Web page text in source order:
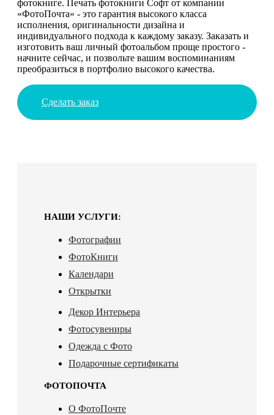
фотокниге. Печать фотокниги Софт от компании
«ФотоПочта» - это гарантия высокого класса
исполнения, оригинальности дизайна и
индивидуального подхода к каждому заказу. Заказать и
изготовить ваш личный фотоальбом проще простого -
начните сейчас, и позвольте вашим воспоминаниям
преобразиться в портфолио высокого качества.
Сделать заказ
НАШИ УСЛУГИ:
Фотографии
ФотоКниги
Календари
Открытки
Декор Интерьера
Фотосувениры
Одежда с Фото
Подарочные сертификаты
ФОТОПОЧТА
О ФотоПочте